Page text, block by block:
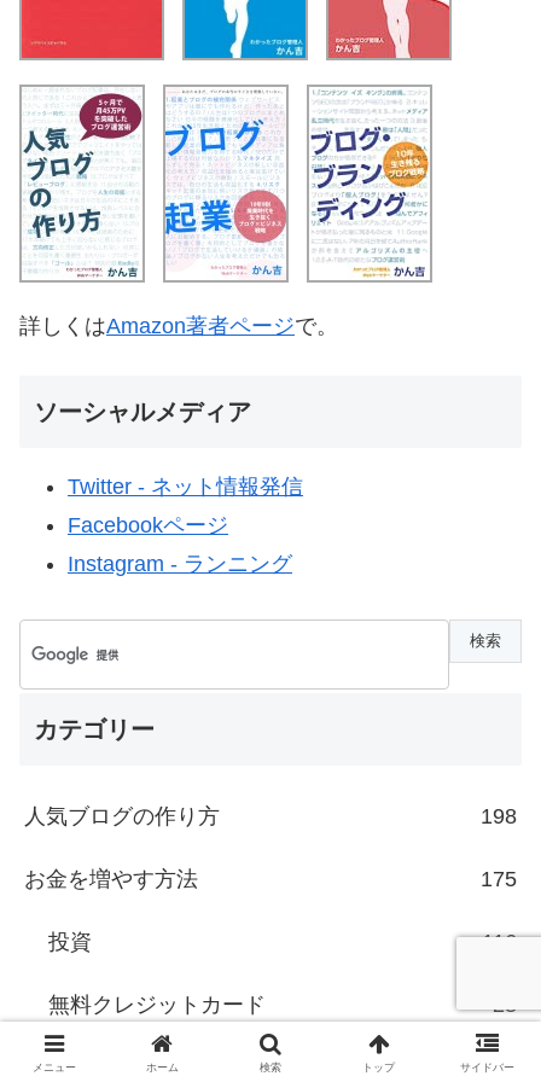
詳しくはAmazon著者ページで。
ソーシャルメディア
Twitter - ネット情報発信
Facebookページ
Instagram - ランニング
カテゴリー
人気ブログの作り方 198
お金を増やす方法 175
投資 116
無料クレジットカード 28
電子マネー 13
メニュー ホーム 検索 トップ サイドバー